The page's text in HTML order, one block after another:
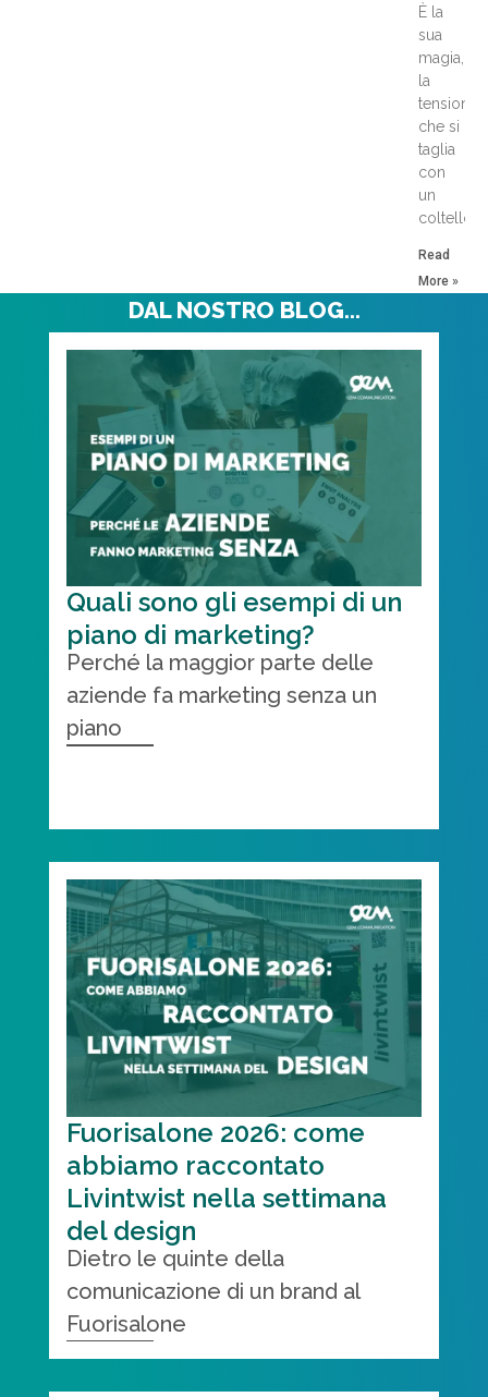
È la
sua
magia,
la
tensione
che si
taglia
con
un
coltello
Read
More »
DAL NOSTRO BLOG...
Quali sono gli esempi di un
piano di marketing?
Perché la maggior parte delle
aziende fa marketing senza un
piano
Fuorisalone 2026: come
abbiamo raccontato
Livintwist nella settimana
del design
Dietro le quinte della
comunicazione di un brand al
Fuorisalone